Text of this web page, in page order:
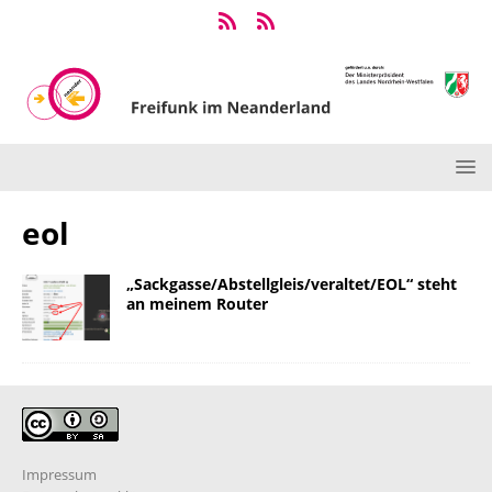
eol
„Sackgasse/Abstellgleis/veraltet/EOL“ steht
an meinem Router
Impressum